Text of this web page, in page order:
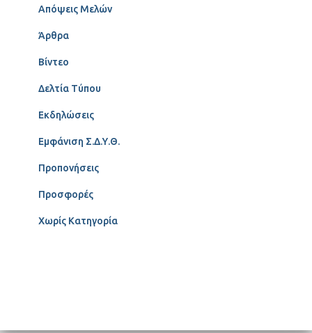
Απόψεις Μελών
Άρθρα
Βίντεο
Δελτία Τύπου
Εκδηλώσεις
Εμφάνιση Σ.Δ.Υ.Θ.
Προπονήσεις
Προσφορές
Χωρίς Κατηγορία